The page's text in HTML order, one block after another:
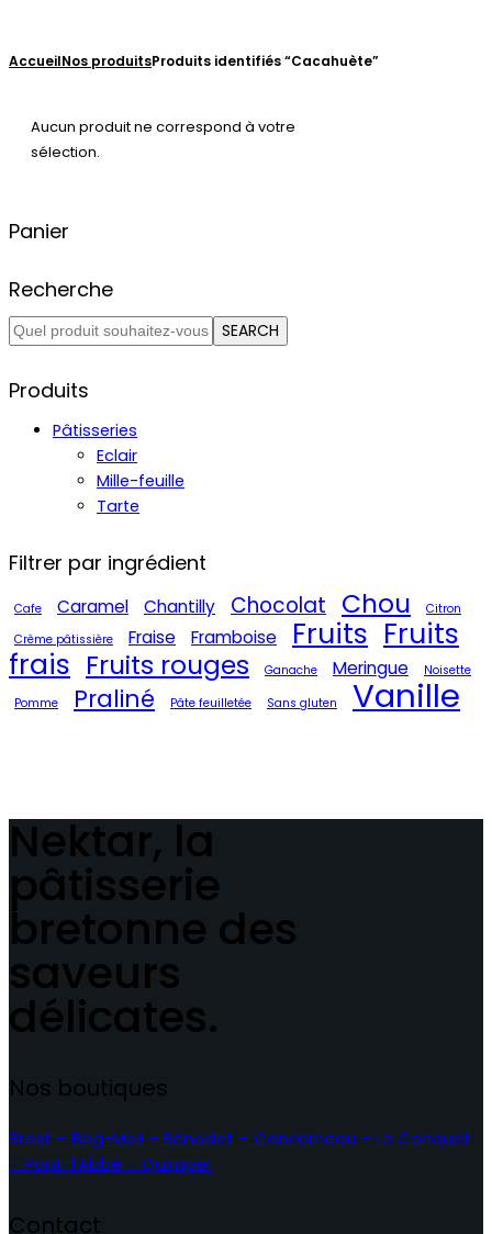
AccueilNos produitsProduits identifiés “Cacahuète”
Aucun produit ne correspond à votre
sélection.
Panier
Recherche
SEARCH
Produits
Pâtisseries
Eclair
Mille-feuille
Tarte
Filtrer par ingrédient
Cafe Caramel Chantilly Chocolat Chou
Citron
Crème pâtissière
Fraise Framboise Fruits Fruits
frais Fruits rouges Ganache Meringue
Noisette
Pomme
Praliné Pâte feuilletée Sans gluten Vanille
Nektar, la
pâtisserie
bretonne des
saveurs
délicates.
Nos boutiques
Brest – Beg-Meil – Bénodet – Concarneau – Le Conquet
– Pont-l’Abbé – Quimper
Contact